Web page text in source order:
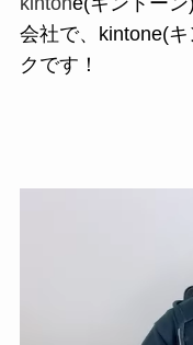
会社で、 kintone(
ク です！